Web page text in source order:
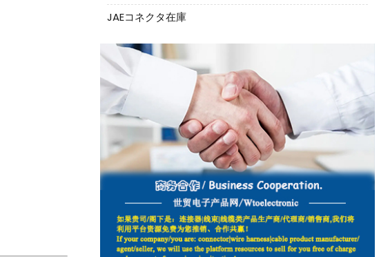
JAEコネクタ在庫